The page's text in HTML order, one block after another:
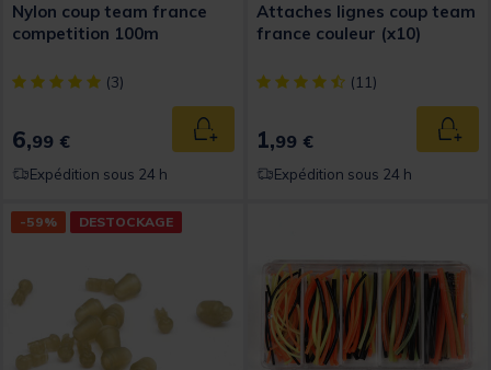
Nylon coup team france
competition 100m
[object Object] out of 5 Customer Rating
(3)
6,99 € Ajouter au panier
Expédition sous 24 h
Attaches lignes coup team
france couleur (x10)
[object Object] out of 5
(11)
1,99 €
Expédition sous 24 h
-59% DESTOCKAGE